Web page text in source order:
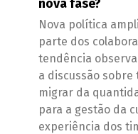
nova fase?
Nova política
parte dos
tendência
a discussão
migrar da
para a gestão da
experiência dos